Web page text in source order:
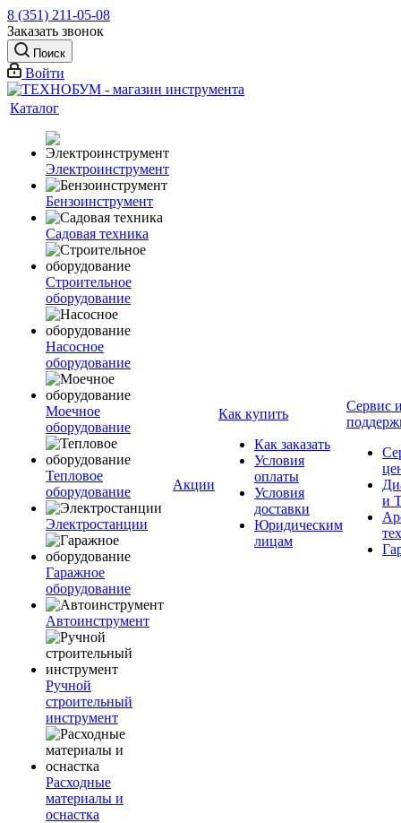
8 (351) 211-05-08
Заказать звонок
Поиск
Войти
Каталог
Электроинструмент
Бензоинструмент
Садовая техника
Строительное
оборудование
Насосное
оборудование
Моечное
оборудование
Тепловое
оборудование
Электростанции
Гаражное
оборудование
Автоинструмент
Ручной
строительный
инструмент
Расходные
материалы и
оснастка
Акции
Как купить
Как заказать
Условия
оплаты
Условия
доставки
Юридическим
лицам
Сервис
и